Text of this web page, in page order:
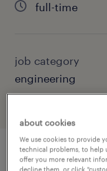
full-time
job category
engineering
job details
about cookies
We use cookies to provide
technical problems, to help
offer you more relevant
decline them, or click